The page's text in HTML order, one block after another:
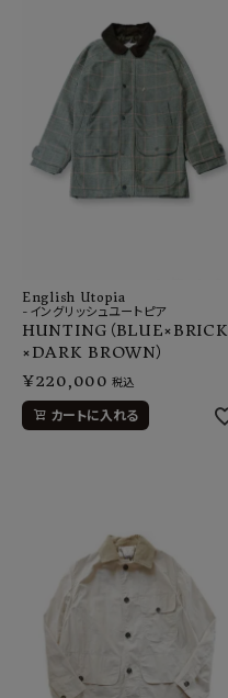
English Utopia
-イングリッシュユートピア
HUNTING（BLUE×BRICK
×DARK BROWN）
¥220,000 税込
カートに入れる